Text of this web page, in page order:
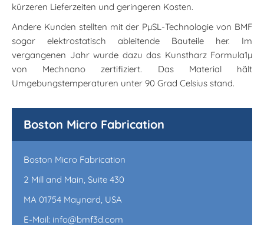
kürzeren Lieferzeiten und geringeren Kosten.
Andere Kunden stellten mit der PµSL-Technologie von BMF
sogar elektrostatisch ableitende Bauteile her. Im
vergangenen Jahr wurde dazu das Kunstharz Formula1µ
von Mechnano zertifiziert. Das Material hält
Umgebungstemperaturen unter 90 Grad Celsius stand.
Boston Micro Fabrication
Boston Micro Fabrication
2 Mill and Main, Suite 430
MA 01754 Maynard, USA
E-Mail: info@bmf3d.com